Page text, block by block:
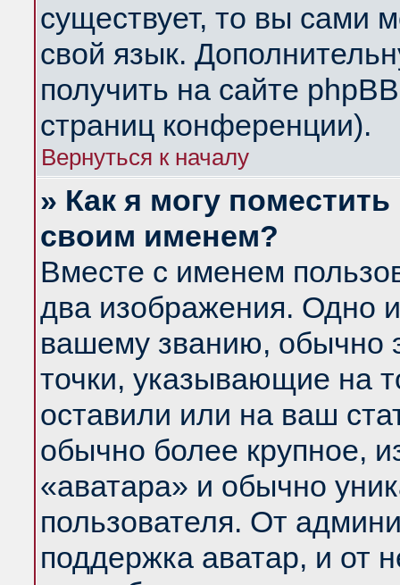
существует, то вы сами
свой язык.
получить на сайте
страниц конференции).
Вернуться к началу
» Как я могу
своим именем?
Вместе с именем
два изображения. Одно
вашему званию, обычно
точки, указывающие на
оставили или на ваш
обычно более крупное,
«аватара» и обычно
пользователя. От
поддержка аватар, и от